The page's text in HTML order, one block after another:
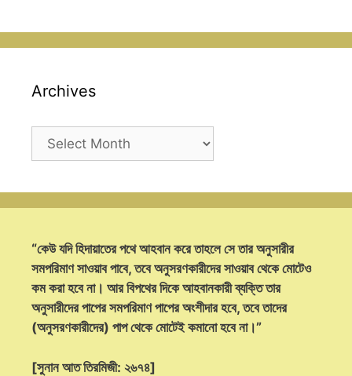
Archives
Archives
“কেউ যদি হিদায়াতের পথে আহবান করে তাহলে সে তার অনুসারীর
সমপরিমাণ সাওয়াব পাবে, তবে অনুসরণকারীদের সাওয়াব থেকে মোটেও
কম করা হবে না। আর বিপথের দিকে আহবানকারী ব্যক্তি তার
অনুসারীদের পাপের সমপরিমাণ পাপের অংশীদার হবে, তবে তাদের
(অনুসরণকারীদের) পাপ থেকে মোটেই কমানো হবে না।”
[সুনান আত তিরমিজী: ২৬৭৪]